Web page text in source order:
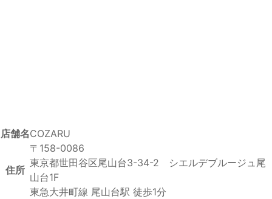
店舗名COZARU
住所
〒158-0086
東京都世田谷区尾山台3-34-2 シエルデブルージュ尾
山台1F
東急大井町線 尾山台駅 徒歩1分